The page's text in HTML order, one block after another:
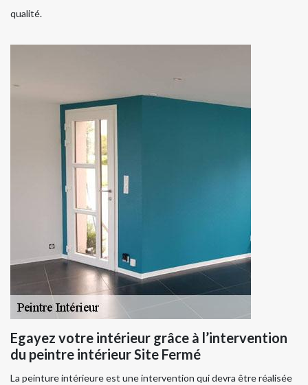
qualité.
Egayez votre intérieur grâce à l’intervention
du peintre intérieur Site Fermé
La peinture intérieure est une intervention qui devra être réalisée